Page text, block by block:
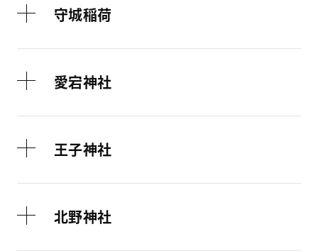
守城稲荷
愛宕神社
王子神社
北野神社